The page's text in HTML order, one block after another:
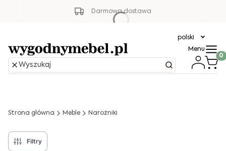
Darmowa dostawa
polski
Menu
Strona główna Meble Narożniki
Filtry